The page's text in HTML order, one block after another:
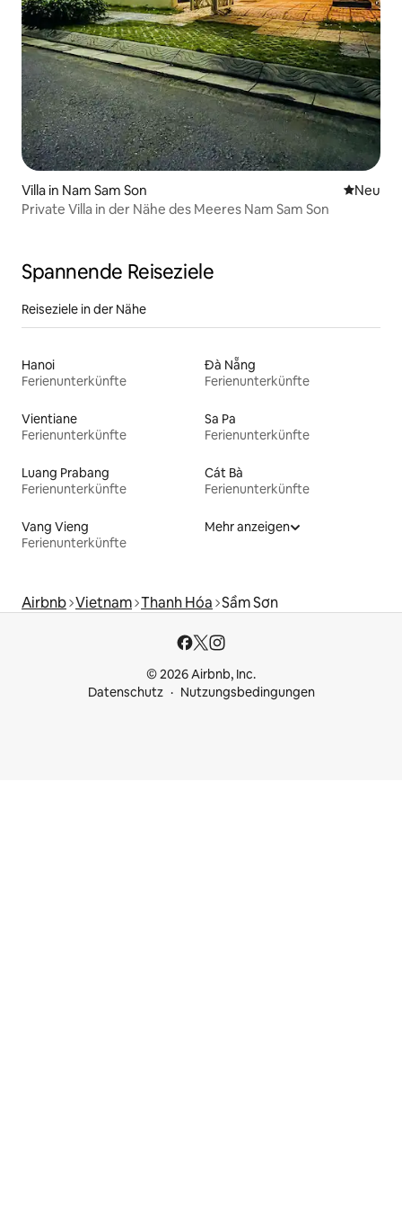
Villa in Nam Sam Son Neue
Neu
Private Villa in der Nähe des Meeres Nam Sam Son
Spannende Reiseziele
Reiseziele in der Nähe
Hanoi
Ferienunterkünfte
Đà Nẵng
Ferienunterkünfte
Vientiane
Ferienunterkünfte
Sa Pa
Ferienunterkünfte
Luang Prabang
Ferienunterkünfte
Cát Bà
Ferienunterkünfte
Vang Vieng
Ferienunterkünfte
Mehr anzeigen
Airbnb Vietnam Thanh Hóa Sầm Sơn
© 2026 Airbnb, Inc.
Datenschutz
Nutzungsbedingungen